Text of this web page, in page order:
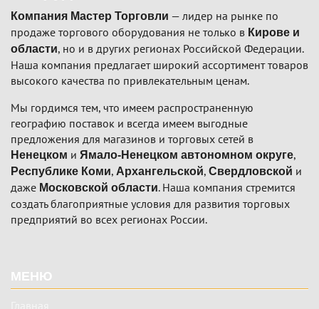
Компания Мастер Торговли — лидер на рынке по
продаже торгового оборудования не только в Кирове и
области, но и в других регионах Российской Федерации.
Наша компания предлагает широкий ассортимент товаров
высокого качества по привлекательным ценам.
Мы гордимся тем, что имеем распространенную
географию поставок и всегда имеем выгодные
предложения для магазинов и торговых сетей в
Ненецком и Ямало-Ненецком автономном округе,
Республике Коми, Архангельской, Свердловской и
даже Московской области. Наша компания стремится
создать благоприятные условия для развития торговых
предприятий во всех регионах России.
МЕНЮ